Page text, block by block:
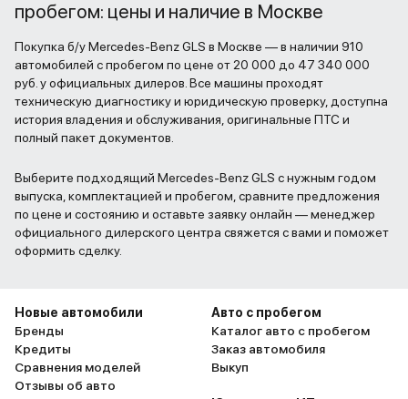
пробегом: цены и наличие в Москве
Покупка б/у Mercedes-Benz GLS в Москве — в наличии 910
автомобилей с пробегом по цене от 20 000 до 47 340 000
руб. у официальных дилеров. Все машины проходят
техническую диагностику и юридическую проверку, доступна
история владения и обслуживания, оригинальные ПТС и
полный пакет документов.
Выберите подходящий Mercedes-Benz GLS с нужным годом
выпуска, комплектацией и пробегом, сравните предложения
по цене и состоянию и оставьте заявку онлайн — менеджер
официального дилерского центра свяжется с вами и поможет
оформить сделку.
Новые автомобили
Бренды
Кредиты
Сравнения моделей
Отзывы об авто
Авто с пробегом
Каталог авто с пробегом
Заказ автомобиля
Выкуп